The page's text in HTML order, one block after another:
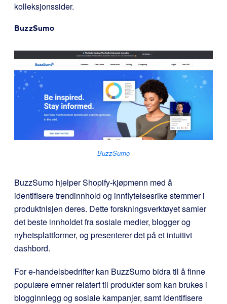
kolleksjonssider.
BuzzSumo
BuzzSumo
BuzzSumo hjelper Shopify-kjøpmenn med å
identifisere trendinnhold og innflytelsesrike stemmer i
produktnisjen deres. Dette forskningsverktøyet samler
det beste innholdet fra sosiale medier, blogger og
nyhetsplattformer, og presenterer det på et intuitivt
dashbord.
For e-handelsbedrifter kan BuzzSumo bidra til å finne
populære emner relatert til produkter som kan brukes i
blogginnlegg og sosiale kampanjer, samt identifisere